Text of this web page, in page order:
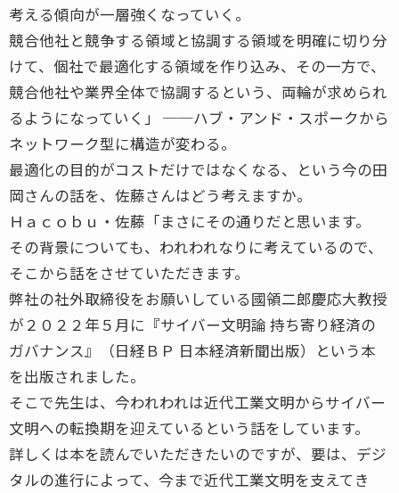
考える傾向が一層強くなっていく。
競合他社と競争する領域と協調する領域を明確に切り分
けて、個社で最適化する領域を作り込み、その一方で、
競合他社や業界全体で協調するという、両輪が求められ
るようになっていく」 ──ハブ・アンド・スポークから
ネットワーク型に構造が変わる。
最適化の目的がコストだけではなくなる、という今の田
岡さんの話を、佐藤さんはどう考えますか。
Ｈａｃｏｂｕ・佐藤「まさにその通りだと思います。
その背景についても、われわれなりに考えているので、
そこから話をさせていただきます。
弊社の社外取締役をお願いしている國領二郎慶応大教授
が２０２２年５月に『サイバー文明論 持ち寄り経済の
ガバナンス』（日経ＢＰ 日本経済新聞出版）という本
を出版されました。
そこで先生は、今われわれは近代工業文明からサイバー
文明への転換期を迎えているという話をしています。
詳しくは本を読んでいただきたいのですが、要は、デジ
タルの進行によって、今まで近代工業文明を支えてき